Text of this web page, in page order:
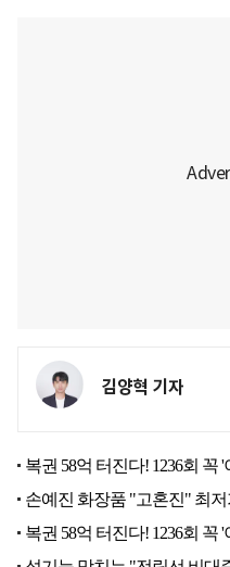
김양혁 기자